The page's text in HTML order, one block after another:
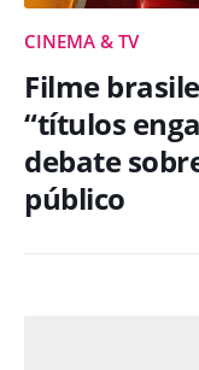
CINEMA & TV
Filme
“títulos
debate
público